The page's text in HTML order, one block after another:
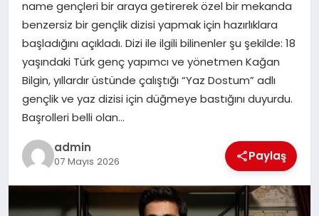
SAĞLIK
DÜNYA
EĞITIM
name gençleri bir araya getirerek özel bir mekanda
benzersiz bir gençlik dizisi yapmak için hazırlıklara
başladığını açıkladı. Dizi ile ilgili bilinenler şu şekilde: 18
yaşındaki Türk genç yapımcı ve yönetmen Kağan
Bilgin, yıllardır üstünde çalıştığı “Yaz Dostum” adlı
gençlik ve yaz dizisi için düğmeye bastığını duyurdu.
Başrolleri belli olan…
admin
07 Mayıs 2026 Paylaş